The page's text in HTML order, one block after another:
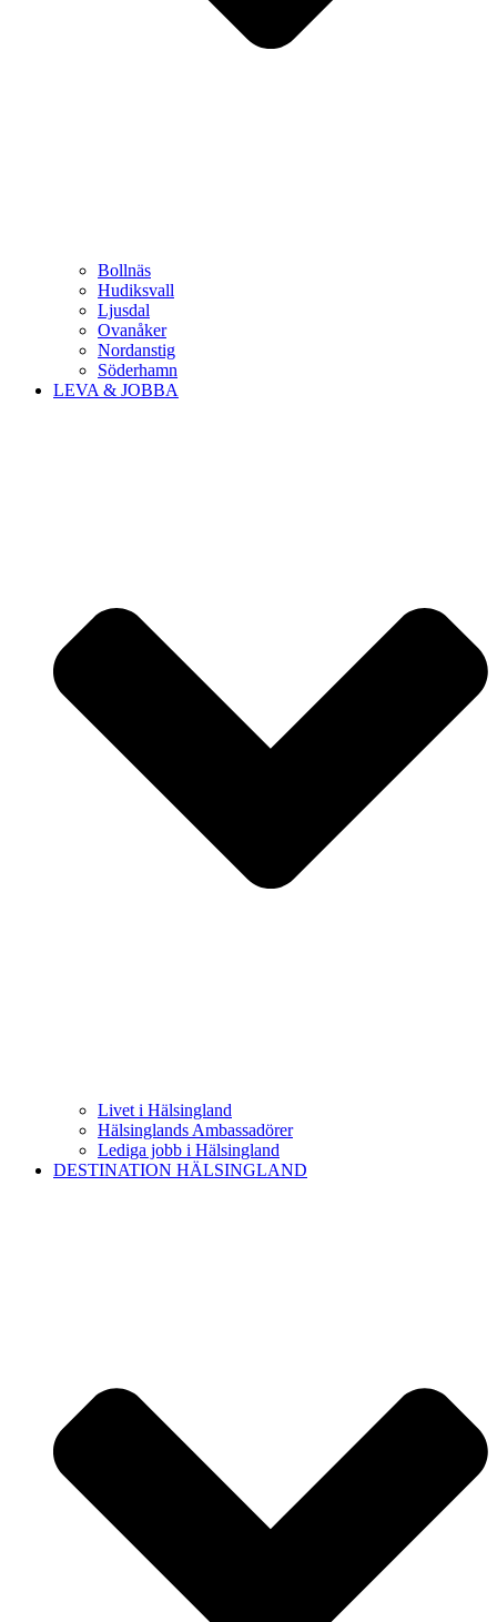
Bollnäs
Hudiksvall
Ljusdal
Ovanåker
Nordanstig
Söderhamn
LEVA & JOBBA
Livet i Hälsingland
Hälsinglands Ambassadörer
Lediga jobb i Hälsingland
DESTINATION HÄLSINGLAND